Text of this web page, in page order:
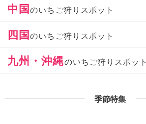
中国のいちご狩りスポット
四国のいちご狩りスポット
九州・沖縄のいちご狩りスポット
季節特集